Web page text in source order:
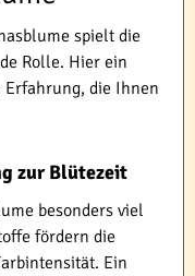
spielt die
Rolle. Hier ein
Erfahrung, die Ihnen
zur Blütezeit
besonders viel
fördern die
Ein